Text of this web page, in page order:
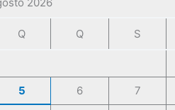
Q Q S
5 6 7